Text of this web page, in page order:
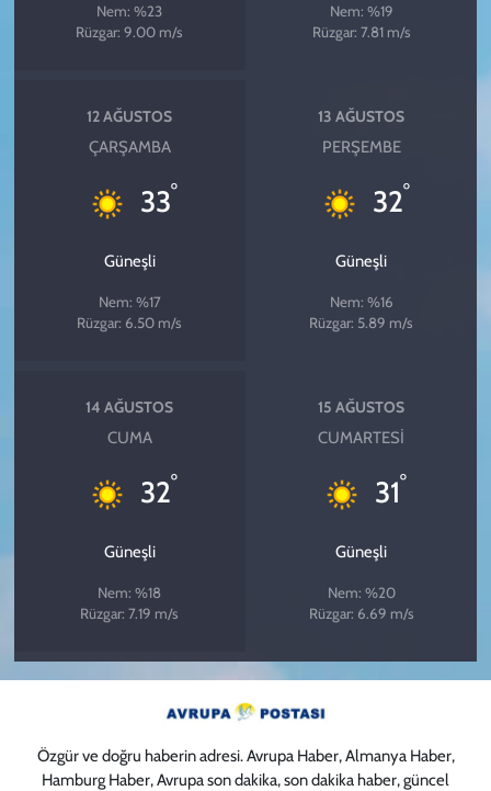
Nem: %23
Rüzgar: 9.00 m/s
Nem: %19
Rüzgar: 7.81 m/s
12 AĞUSTOS
ÇARŞAMBA
33°
Güneşli
Nem: %17
Rüzgar: 6.50 m/s
13 AĞUSTOS
PERŞEMBE
32°
Güneşli
Nem: %16
Rüzgar: 5.89 m/s
14 AĞUSTOS
CUMA
32°
Güneşli
Nem: %18
Rüzgar: 7.19 m/s
15 AĞUSTOS
CUMARTESI
31°
Güneşli
Nem: %20
Rüzgar: 6.69 m/s
Özgür ve doğru haberin adresi. Avrupa Haber, Almanya Haber,
Hamburg Haber, Avrupa son dakika, son dakika haber, güncel